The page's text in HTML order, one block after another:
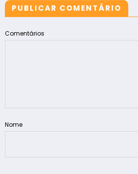
PUBLICAR COMENTÁRIO
Comentários
Nome